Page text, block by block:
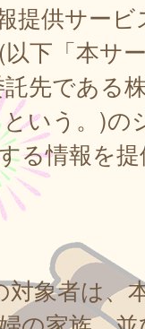
供サービ
下「本サ
先である
いう。)の
る情報を
象者は、